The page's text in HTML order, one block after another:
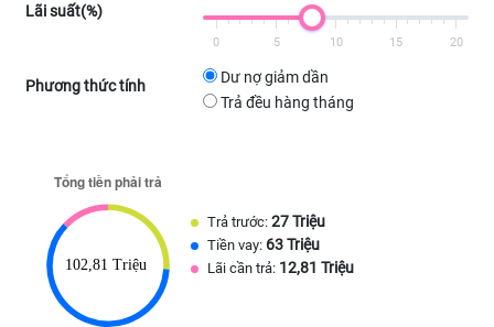
Lãi suất(%)
0 5 10 15 20
Phương thức tính
Dư nợ giảm dần
Trả đều hàng tháng
Trả trước: 27 Triệu
Tiền vay: 63 Triệu
Lãi cần trả: 12,81 Triệu